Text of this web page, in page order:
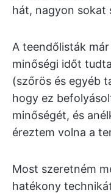
hát, nagyon sokat
A teendőlisták
minőségi időt
(szőrös és egyéb
hogy ez
minőségét, és
éreztem volna a
Most szeretném
hatékony